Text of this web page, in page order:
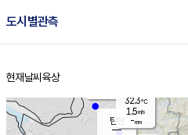
도시별관측
홈
현재날씨 육상
탄현
32.3℃
1.5m/s
-mm